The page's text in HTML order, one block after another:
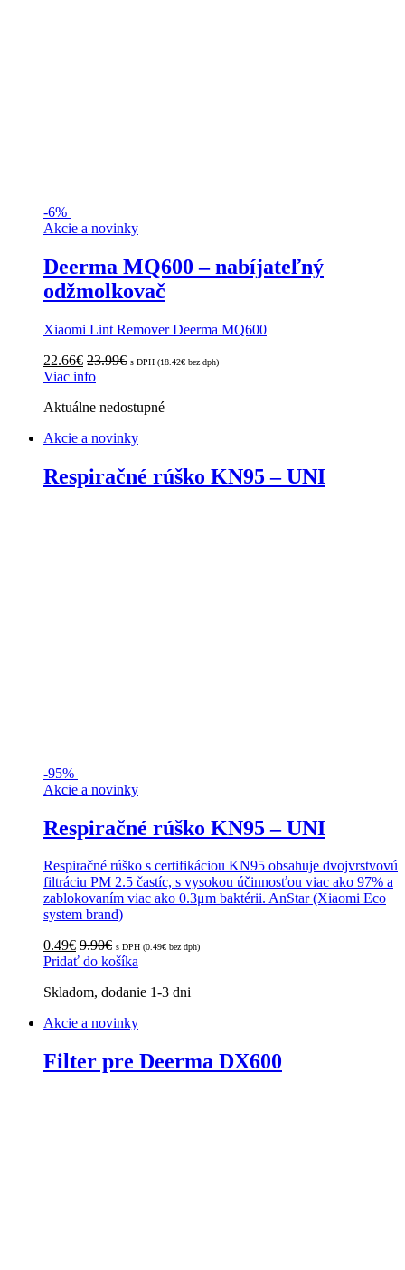
-6%
Akcie a novinky
Deerma MQ600 – nabíjateľný
odžmolkovač
Xiaomi Lint Remover Deerma MQ600
22.66€ 23.99€ s DPH (18.42€ bez dph)
Viac info
Aktuálne nedostupné
Akcie a novinky
Respiračné rúško KN95 – UNI
-95%
Akcie a novinky
Respiračné rúško KN95 – UNI
Respiračné rúško s certifikáciou KN95 obsahuje dvojvrstvovú
filtráciu PM 2.5 častíc, s vysokou účinnosťou viac ako 97% a
zablokovaním viac ako 0.3μm baktérii. AnStar (Xiaomi Eco
system brand)
0.49€ 9.90€ s DPH (0.49€ bez dph)
Pridať do košíka
Skladom, dodanie 1-3 dni
Akcie a novinky
Filter pre Deerma DX600